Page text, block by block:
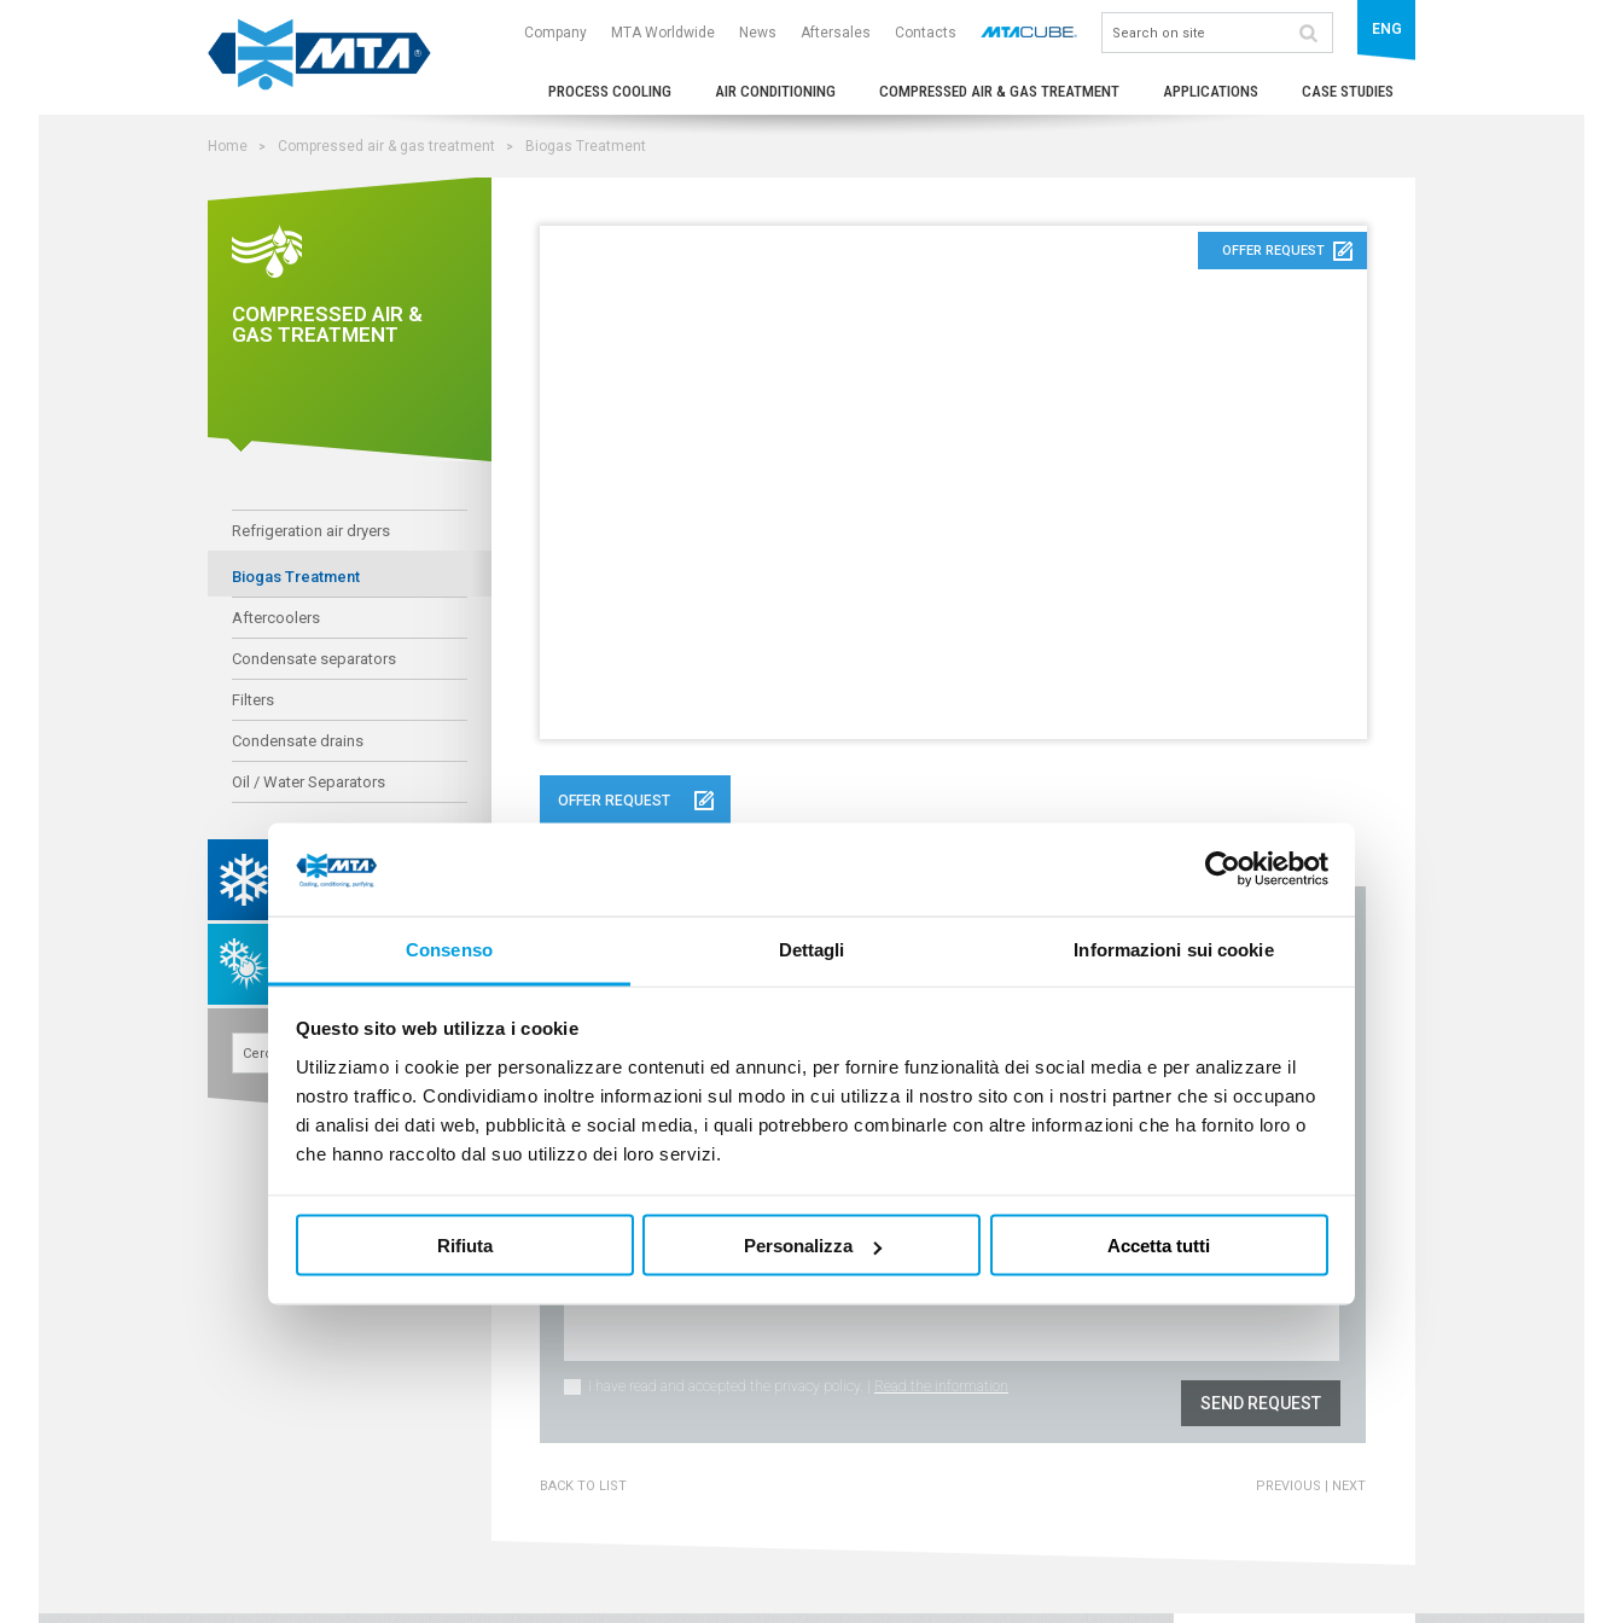
Consenso Dettagli Informazioni sui cookie
Questo sito web utilizza i cookie
Utilizziamo i cookie per personalizzare contenuti ed annunci, per fornire funzionalità dei social media e per analizzare il
nostro traffico. Condividiamo inoltre informazioni sul modo in cui utilizza il nostro sito con i nostri partner che si occupano
di analisi dei dati web, pubblicità e social media, i quali potrebbero combinarle con altre informazioni che ha fornito loro o
che hanno raccolto dal suo utilizzo dei loro servizi.
Rifiuta Personalizza Accetta tutti
PROCESS COOLING AIR CONDITIONING COMPRESSED AIR & GAS TREATMENT APPLICATIONS CASE STUDIES
Company MTA Worldwide News Aftersales Contacts ENG
Home Compressed air & gas treatment Biogas Treatment
COMPRESSED AIR &
GAS TREATMENT
Refrigeration air dryers
Biogas Treatment
Aftercoolers
Condensate separators
Filters
Condensate drains
Oil / Water Separators
PROCESS COOLING
SOLUTIONS
AIR CONDITIONING
OFFER REQUEST
OFFER REQUEST
I have read and accepted the privacy policy. | Read the information
SEND REQUEST
BACK TO LIST PREVIOUS | NEXT